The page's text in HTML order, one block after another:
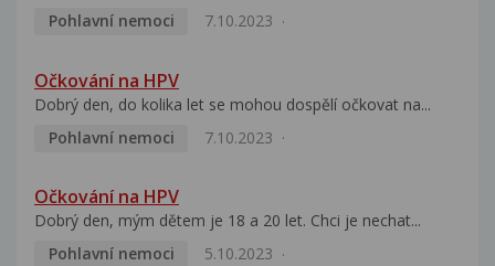
Pohlavní nemoci
7.10.2023
Očkování na HPV
Dobrý den, do kolika let se mohou dospělí očkovat na...
Pohlavní nemoci
7.10.2023
Očkování na HPV
Dobrý den, mým dětem je 18 a 20 let. Chci je nechat...
Pohlavní nemoci
5.10.2023